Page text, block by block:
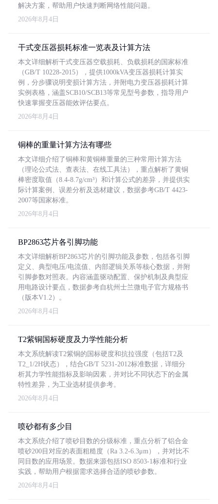
解决方案，帮助用户快速判断网络性能问题。
2026年8月4日
干式变压器损耗标准一览表及计算方法
本文详细解析干式变压器空载损耗、负载损耗的国家标准
（GB/T 10228-2015），提供1000kVA变压器损耗计算实
例，分步骤说明变损计算方法，并附电力变压器损耗计算
实例表格，涵盖SCB10/SCB13等常见型号参数，指导用户
快速掌握变压器能效评估要点。
2026年8月4日
铜棒的重量计算方法有哪些
本文详细介绍了铜棒和黄铜棒重量的三种常用计算方法
（理论公式法、查表法、在线工具法），重点解析了黄铜
棒密度取值（8.4-8.7g/cm³）和计算公式的差异，并提供实
际计算案例、误差分析及选材建议，数据参考GB/T 4423-
2007等国家标准。
2026年8月4日
BP2863芯片各引脚功能
本文详细解析BP2863芯片的引脚功能及参数，包括各引脚
定义、典型电压/电流值、内部逻辑关系等核心数据，并附
引脚参数对照表。内容涵盖驱动配置、保护机制及典型应
用电路设计要点，数据参考自杭州士兰微电子官方规格书
（版本V1.2）。
2026年8月4日
T2紫铜国标硬度及力学性能分析
本文系统解读T2紫铜的国标硬度和抗拉强度（包括T2及
T2_1/2H状态），结合GB/T 5231-2012标准数据，详细分
析其力学性能指标及影响因素，并对比不同状态下的金属
特性差异，为工业选材提供参考。
2026年8月4日
喷砂都有多少目
本文系统介绍了喷砂目数的分级标准，重点分析了铝合金
喷砂200目对应的表面粗糙度（Ra 3.2-6.3μm），并对比不
同目数的应用场景。数据来源包括ISO 8503-1标准和行业
实践，帮助用户根据需求选择合适的喷砂参数。
2026年8月4日